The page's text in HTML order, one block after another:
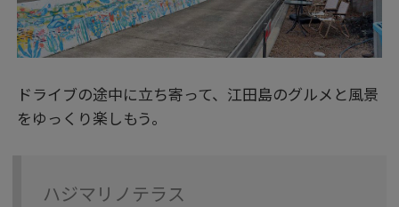
ドライブの途中に立ち寄って、江田島のグルメと風景
をゆっくり楽しもう。
ハジマリノテラス